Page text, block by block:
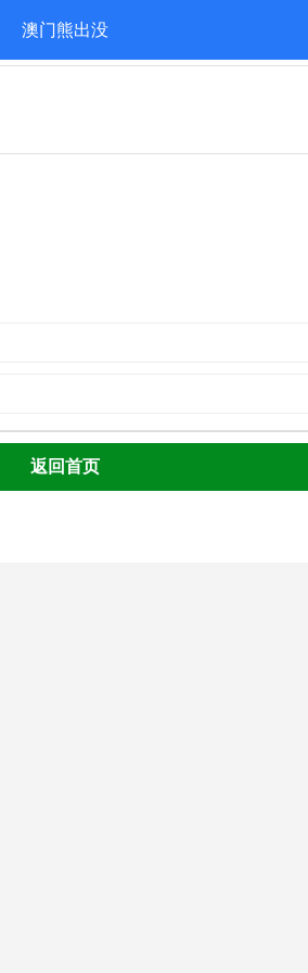
澳门熊出没
返回首页